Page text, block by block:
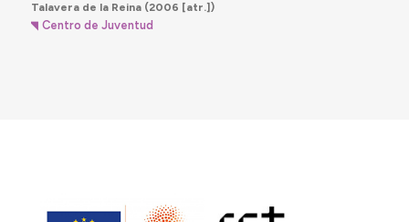
Talavera de la Reina(2006 [atr.])
Centro de Juventud